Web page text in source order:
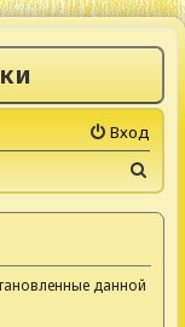
Вход
о
данной